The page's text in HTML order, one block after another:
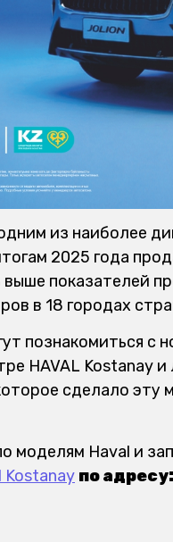
из наиболее
2025 года
показателей
в 18 городах
познакомиться с
HAVAL Kostanay
сделало эту
моделям Haval и
Kostanay по